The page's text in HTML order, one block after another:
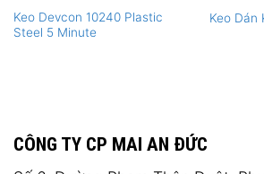
Keo Devcon 10240 Plastic
Steel 5 Minute
Keo Dán
CÔNG TY CP MAI AN ĐỨC